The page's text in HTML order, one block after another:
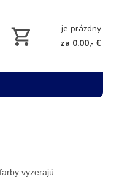
je prázdny
za 0.00,- €
vyzerajú